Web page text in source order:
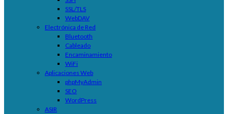
SSL/TLS
WebDAV
Electrónica de Red
Bluetooth
Cableado
Encaminamiento
WiFi
Aplicaciones Web
phpMyAdmin
SEO
WordPress
ASIR